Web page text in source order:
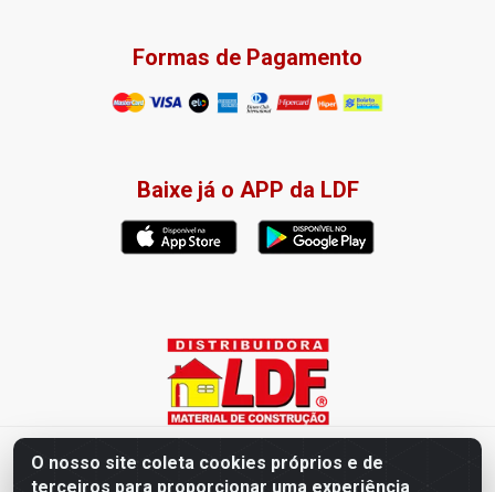
O nosso site coleta cookies próprios e de
terceiros para proporcionar uma experiência
Formas de Pagamento
Baixe já o APP da LDF
Distribuidora LDF - Av. Presidente Tancredo Neves, 203 – Bairro
dos Ipês, João Pessoa / PB - CEP 58028-840 - CNPJ